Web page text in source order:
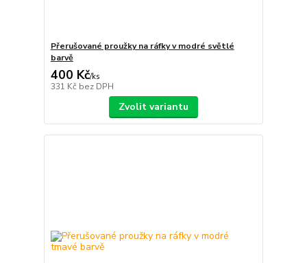
Přerušované proužky na ráfky v modré světlé
barvě
400 Kč/ks
331 Kč bez DPH
Zvolit variantu